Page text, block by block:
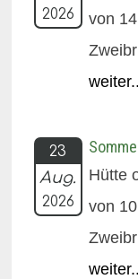
2026
von
23
Aug.
2026
Hütte
von